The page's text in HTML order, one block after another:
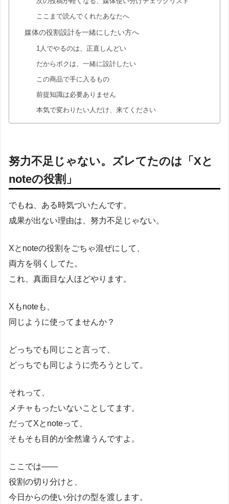
ここまで読んでくれたあなたへ
媒体の役割設計を一緒にしたい方へ
1人でやるのは、正直しんどい
だからボクは、一緒に設計したい
この商品で手に入るもの
前提知識は必要ありません
本気で変わりたい人だけ、来てください
努力不足じゃない。ズレてたのは「Xと
noteの役割」
でもね、ある時気づいたんです。
成果が出ない理由は、努力不足じゃない。
Xとnoteの役割をごちゃ混ぜにして、
両方を弱くしてた。
これ、真面目な人ほどやります。
Xもnoteも、
同じように使ってませんか？
どっちでも同じこと言って、
どっちでも同じように売ろうとして。
それって、
メチャもったいないことしてます。
だってXとnoteって、
そもそも目的が全然違うんですよ。
ここでは――
役割の切り分けと、
今日からの使い分けの型を渡します。